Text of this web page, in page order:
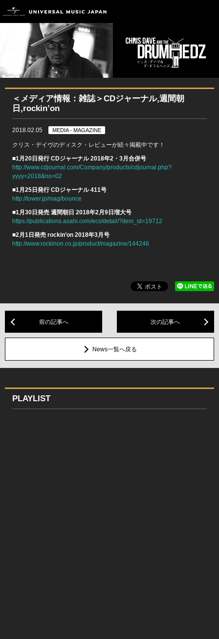
＜メディア情報：雑誌＞CDジャーナル,週間朝
日,rockin’on
2018.02.05 MEDIA - MAGAZINE
クリス・デイヴのディスク・レビューが続々掲載中です！
■1月20日発行 CDジャーナル 2018年2・3月合併号
http://www.cdjournal.com/Company/products/cdjournal.php?
yyyy=2018&no=02
■1月25日発行 CDジャーナル 411号
http://tower.jp/mag/bounce
■1月30日発売 週間朝日 2018年2月9日増大号
https://publications.asahi.com/ecs/detail/?item_id=19712
■2月1日発売 rockin’on 2018年3月号
http://www.rockinon.co.jp/product/magazine/144246
前の記事へ 次の記事へ
News一覧へ戻る
PLAYLIST